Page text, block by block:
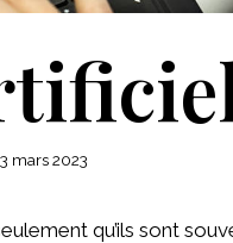
mars 2023
qu’ils sont